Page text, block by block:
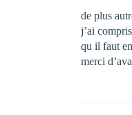
de plus
j’ai
qu il faut
merci